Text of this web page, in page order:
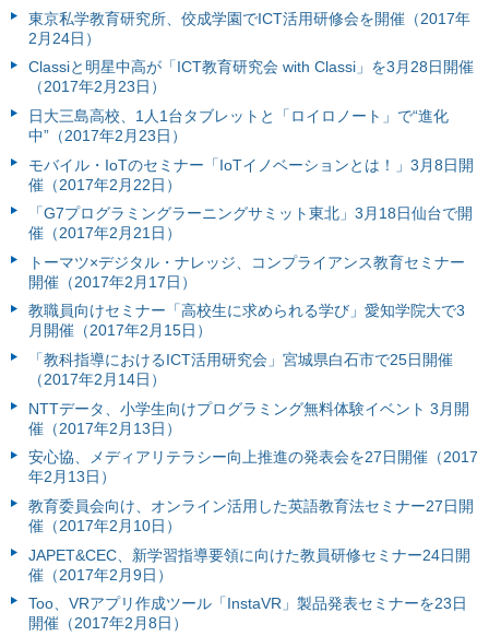
東京私学教育研究所、佼成学園でICT活用研修会を開催（2017年
2月24日）
Classiと明星中高が「ICT教育研究会 with Classi」を3月28日開催
（2017年2月23日）
日大三島高校、1人1台タブレットと「ロイロノート」で“進化
中”（2017年2月23日）
モバイル・IoTのセミナー「IoTイノベーションとは！」3月8日開
催（2017年2月22日）
「G7プログラミングラーニングサミット東北」3月18日仙台で開
催（2017年2月21日）
トーマツ×デジタル・ナレッジ、コンプライアンス教育セミナー
開催（2017年2月17日）
教職員向けセミナー「高校生に求められる学び」愛知学院大で3
月開催（2017年2月15日）
「教科指導におけるICT活用研究会」宮城県白石市で25日開催
（2017年2月14日）
NTTデータ、小学生向けプログラミング無料体験イベント 3月開
催（2017年2月13日）
安心協、メディアリテラシー向上推進の発表会を27日開催（2017
年2月13日）
教育委員会向け、オンライン活用した英語教育法セミナー27日開
催（2017年2月10日）
JAPET&CEC、新学習指導要領に向けた教員研修セミナー24日開
催（2017年2月9日）
Too、VRアプリ作成ツール「InstaVR」製品発表セミナーを23日
開催（2017年2月8日）